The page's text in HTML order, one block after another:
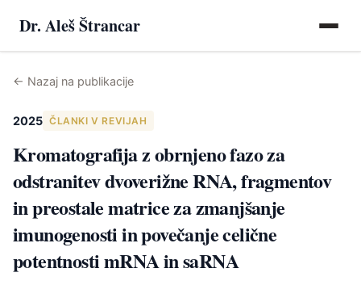
Dr. Aleš Štrancar
← Nazaj na publikacije
2025 ČLANKI V REVIJAH
Kromatografija z obrnjeno fazo za
odstranitev dvoverižne RNA, fragmentov
in preostale matrice za zmanjšanje
imunogenosti in povečanje celične
potentnosti mRNA in saRNA